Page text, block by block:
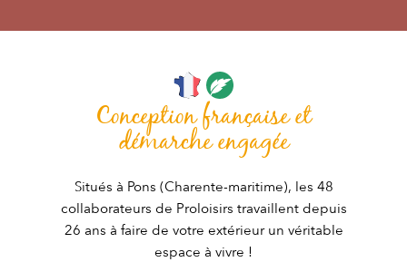
Conception française et
démarche engagée
Situés à Pons (Charente-maritime), les 48
collaborateurs de Proloisirs travaillent depuis
26 ans à faire de votre extérieur un véritable
espace à vivre !